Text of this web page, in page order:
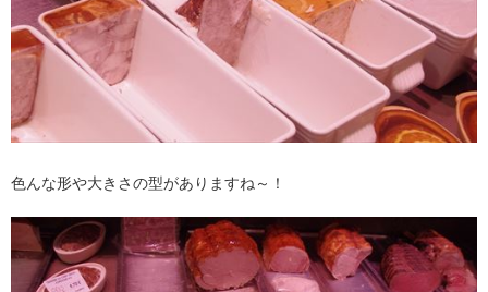
色んな形や大きさの型がありますね～！